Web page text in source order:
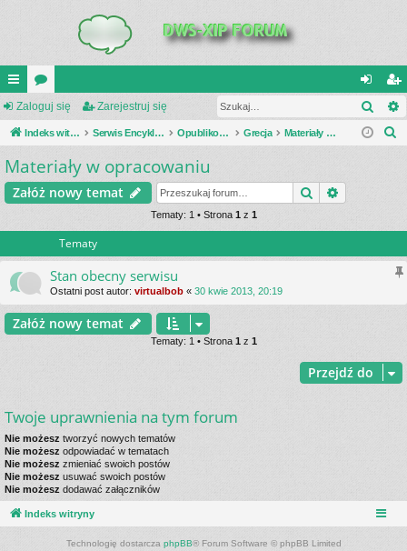
UI
C
K
_L
or
a
al
og
ar
ej
ę
Zaloguj się Zarejestruj się
Indeks witryny Serwis Encyklopedia Uzbrojenia Opublikowane zestawienia Grecja Materiały w opracowaniu
j
Materiały w opracowaniu
Załóż nowy temat Szukaj
Tematy: 1 • Strona 1 z 1
Tematy
Stan obecny serwisu
Ostatni post autor: virtualbob « 30 kwie 2013, 20:19
Załóż nowy temat
Tematy: 1 • Strona 1 z 1
Przejdź do
Twoje uprawnienia na tym forum
Nie możesz tworzyć nowych tematów
Nie możesz odpowiadać w tematach
Nie możesz zmieniać swoich postów
Nie możesz usuwać swoich postów
Nie możesz dodawać załączników
Indeks witryny
Technologię dostarcza phpBB® Forum Software © phpBB Limited